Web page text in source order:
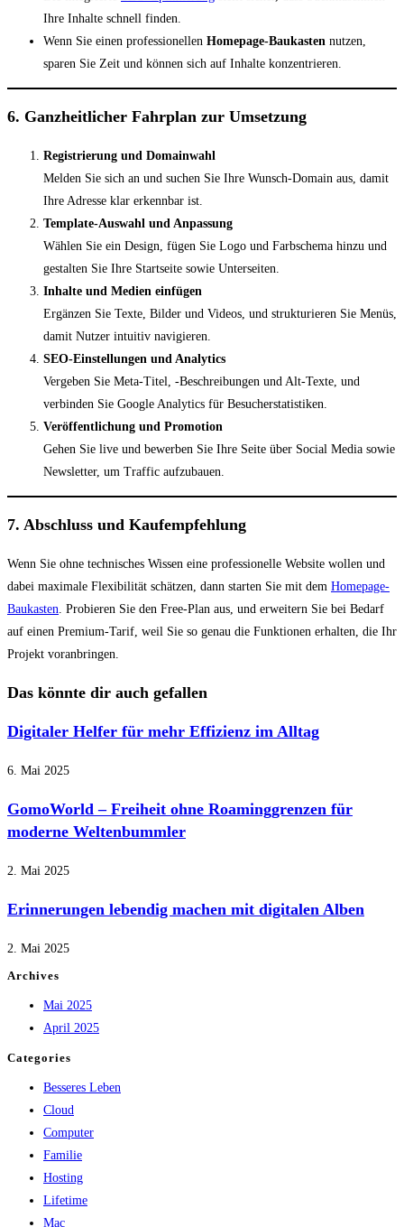
Ihre Inhalte schnell finden.
Wenn Sie einen professionellen Homepage-Baukasten nutzen,
sparen Sie Zeit und können sich auf Inhalte konzentrieren.
6. Ganzheitlicher Fahrplan zur Umsetzung
Registrierung und Domainwahl
Melden Sie sich an und suchen Sie Ihre Wunsch-Domain aus, damit
Ihre Adresse klar erkennbar ist.
Template-Auswahl und Anpassung
Wählen Sie ein Design, fügen Sie Logo und Farbschema hinzu und
gestalten Sie Ihre Startseite sowie Unterseiten.
Inhalte und Medien einfügen
Ergänzen Sie Texte, Bilder und Videos, und strukturieren Sie Menüs,
damit Nutzer intuitiv navigieren.
SEO-Einstellungen und Analytics
Vergeben Sie Meta-Titel, -Beschreibungen und Alt-Texte, und
verbinden Sie Google Analytics für Besucherstatistiken.
Veröffentlichung und Promotion
Gehen Sie live und bewerben Sie Ihre Seite über Social Media sowie
Newsletter, um Traffic aufzubauen.
7. Abschluss und Kaufempfehlung
Wenn Sie ohne technisches Wissen eine professionelle Website wollen und
dabei maximale Flexibilität schätzen, dann starten Sie mit dem Homepage-
Baukasten. Probieren Sie den Free-Plan aus, und erweitern Sie bei Bedarf
auf einen Premium-Tarif, weil Sie so genau die Funktionen erhalten, die Ihr
Projekt voranbringen.
Das könnte dir auch gefallen
Digitaler Helfer für mehr Effizienz im Alltag
6. Mai 2025
GomoWorld – Freiheit ohne Roaminggrenzen für
moderne Weltenbummler
2. Mai 2025
Erinnerungen lebendig machen mit digitalen Alben
2. Mai 2025
Archives
Mai 2025
April 2025
Categories
Besseres Leben
Cloud
Computer
Familie
Hosting
Lifetime
Mac